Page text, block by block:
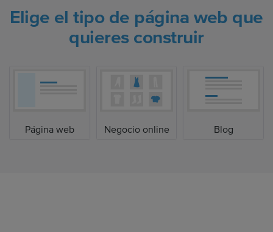
Elige el tipo de página web que
quieres construir
Página web Negocio online Blog